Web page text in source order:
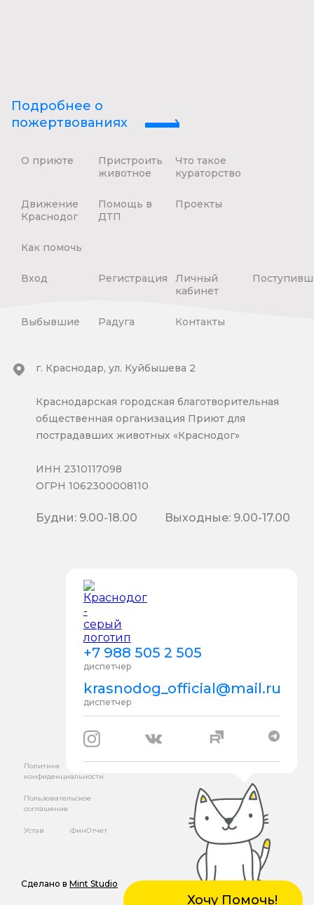
Хочу Помочь!
Подробнее о
пожертвованиях
О приюте
Пристроить
животное
Что такое
кураторство
Движение
Краснодог
Помощь в
ДТП
Проекты
Как помочь
Вход Регистрация
Личный
кабинет
Выбывшие Радуга Контакты
+7 988 505 2 505
диспетчер
krasnodog_official@mail.ru
диспетчер
г. Краснодар, ул. Куйбышева 2
Краснодарская городская благотворительная
общественная организация Приют для
пострадавших животных «Краснодог»
ИНН 2310117098
ОГРН 1062300008110
Будни: 9.00-18.00 Выходные: 9.00-17.00
Политика
конфиденциальности
Пользовательское
соглашение
Устав ФинОтчет
Сделано в Mint Studio